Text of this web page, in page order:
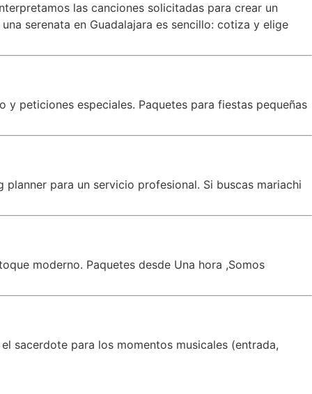
las canciones solicitadas para crear un
serenata en Guadalajara es sencillo: cotiza y elige
peticiones especiales. Paquetes para fiestas pequeñas
para un servicio profesional. Si buscas mariachi
moderno. Paquetes desde Una hora ,Somos
sacerdote para los momentos musicales (entrada,